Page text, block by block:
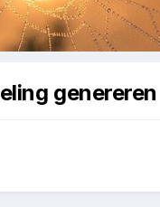
genereren